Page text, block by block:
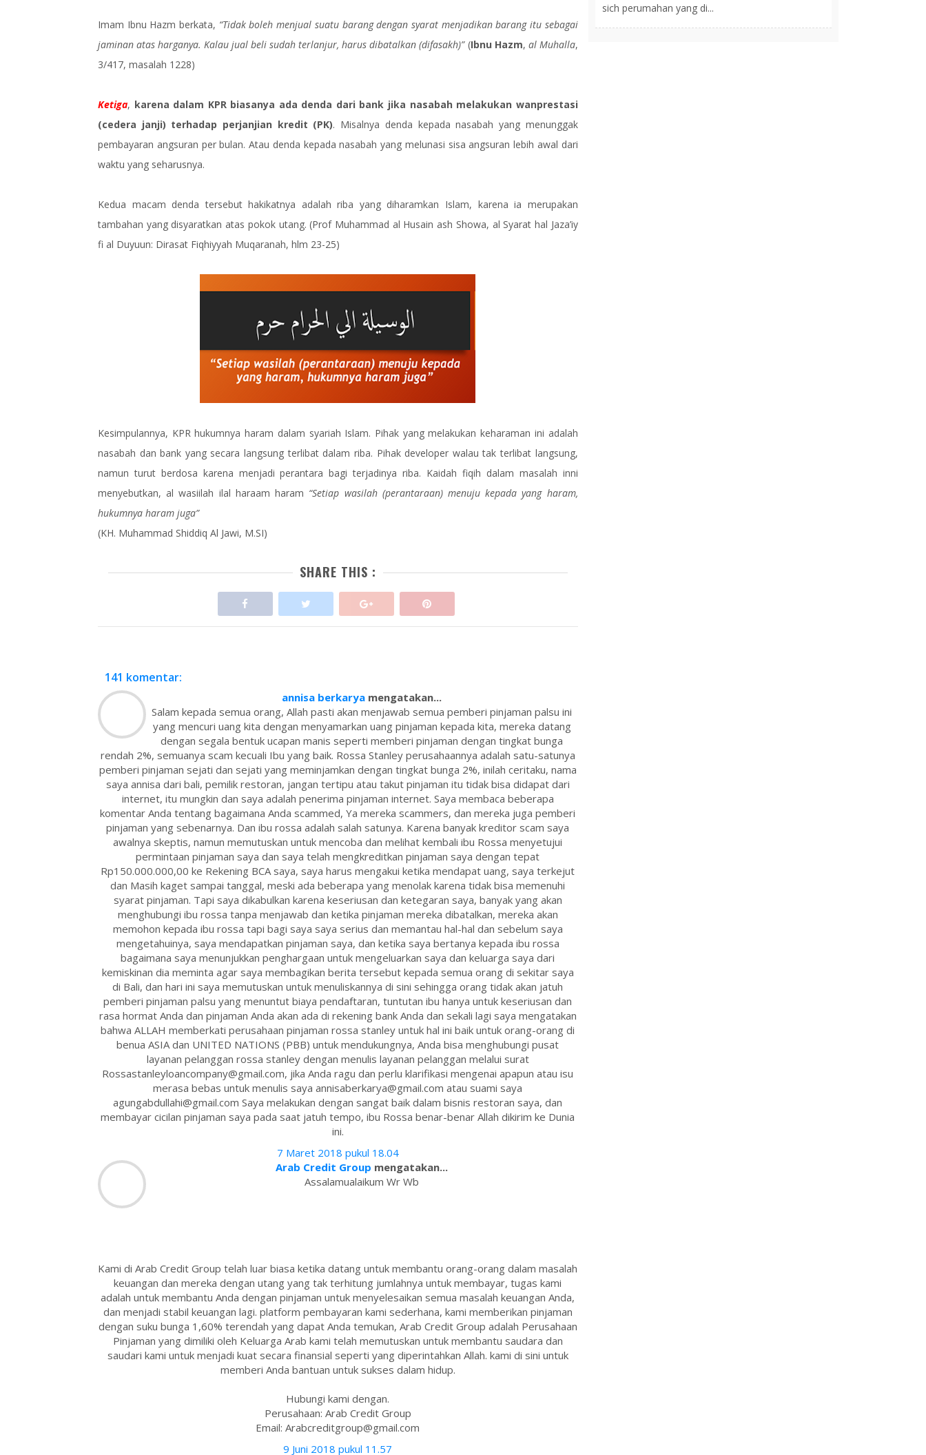
Imam Ibnu Hazm berkata, “Tidak boleh menjual suatu barang dengan syarat menjadikan barang itu sebagai
jaminan atas harganya. Kalau jual beli sudah terlanjur, harus dibatalkan (difasakh)”(Ibnu Hazm, al Muhalla,
3/417, masalah 1228)
Ketiga, karena dalam KPR biasanya ada denda dari bank jika nasabah melakukan wanprestasi
(cedera janji) terhadap perjanjian kredit (PK). Misalnya denda kepada nasabah yang menunggak
pembayaran angsuran per bulan. Atau denda kepada nasabah yang melunasi sisa angsuran lebih awal dari
waktu yang seharusnya.
Kedua macam denda tersebut hakikatnya adalah riba yang diharamkan Islam, karena ia merupakan
tambahan yang disyaratkan atas pokok utang. (Prof Muhammad al Husain ash Showa, al Syarat hal Jaza’iy
fi al Duyuun: Dirasat Fiqhiyyah Muqaranah, hlm 23-25)
Kesimpulannya, KPR hukumnya haram dalam syariah Islam. Pihak yang melakukan keharaman ini adalah
nasabah dan bank yang secara langsung terlibat dalam riba. Pihak developer walau tak terlibat langsung,
namun turut berdosa karena menjadi perantara bagi terjadinya riba. Kaidah fiqih dalam masalah inni
menyebutkan, al wasiilah ilal haraam haram “Setiap wasilah (perantaraan) menuju kepada yang haram,
hukumnya haram juga”
(KH. Muhammad Shiddiq Al Jawi, M.SI)
SHARE THIS :
141 komentar:
annisa berkarya mengatakan...
Salam kepada semua orang, Allah pasti akan menjawab semua pemberi pinjaman palsu ini
yang mencuri uang kita dengan menyamarkan uang pinjaman kepada kita, mereka datang
dengan segala bentuk ucapan manis seperti memberi pinjaman dengan tingkat bunga
rendah 2%, semuanya scam kecuali Ibu yang baik. Rossa Stanley perusahaannya adalah satu-satunya
pemberi pinjaman sejati dan sejati yang meminjamkan dengan tingkat bunga 2%, inilah ceritaku, nama
saya annisa dari bali, pemilik restoran, jangan tertipu atau takut pinjaman itu tidak bisa didapat dari
internet, itu mungkin dan saya adalah penerima pinjaman internet. Saya membaca beberapa
komentar Anda tentang bagaimana Anda scammed, Ya mereka scammers, dan mereka juga pemberi
pinjaman yang sebenarnya. Dan ibu rossa adalah salah satunya. Karena banyak kreditor scam saya
awalnya skeptis, namun memutuskan untuk mencoba dan melihat kembali ibu Rossa menyetujui
permintaan pinjaman saya dan saya telah mengkreditkan pinjaman saya dengan tepat
Rp150.000.000,00 ke Rekening BCA saya, saya harus mengakui ketika mendapat uang, saya terkejut
dan Masih kaget sampai tanggal, meski ada beberapa yang menolak karena tidak bisa memenuhi
syarat pinjaman. Tapi saya dikabulkan karena keseriusan dan ketegaran saya, banyak yang akan
menghubungi ibu rossa tanpa menjawab dan ketika pinjaman mereka dibatalkan, mereka akan
memohon kepada ibu rossa tapi bagi saya saya serius dan memantau hal-hal dan sebelum saya
mengetahuinya, saya mendapatkan pinjaman saya, dan ketika saya bertanya kepada ibu rossa
bagaimana saya menunjukkan penghargaan untuk mengeluarkan saya dan keluarga saya dari
kemiskinan dia meminta agar saya membagikan berita tersebut kepada semua orang di sekitar saya
di Bali, dan hari ini saya memutuskan untuk menuliskannya di sini sehingga orang tidak akan jatuh
pemberi pinjaman palsu yang menuntut biaya pendaftaran, tuntutan ibu hanya untuk keseriusan dan
rasa hormat Anda dan pinjaman Anda akan ada di rekening bank Anda dan sekali lagi saya mengatakan
bahwa ALLAH memberkati perusahaan pinjaman rossa stanley untuk hal ini baik untuk orang-orang di
benua ASIA dan UNITED NATIONS (PBB) untuk mendukungnya, Anda bisa menghubungi pusat
layanan pelanggan rossa stanley dengan menulis layanan pelanggan melalui surat
Rossastanleyloancompany@gmail.com, jika Anda ragu dan perlu klarifikasi mengenai apapun atau isu
merasa bebas untuk menulis saya annisaberkarya@gmail.com atau suami saya
agungabdullahi@gmail.com Saya melakukan dengan sangat baik dalam bisnis restoran saya, dan
membayar cicilan pinjaman saya pada saat jatuh tempo, ibu Rossa benar-benar Allah dikirim ke Dunia
ini.
7 Maret 2018 pukul 18.04
Arab Credit Group mengatakan...
Assalamualaikum Wr Wb
Kami di Arab Credit Group telah luar biasa ketika datang untuk membantu orang-orang dalam masalah
keuangan dan mereka dengan utang yang tak terhitung jumlahnya untuk membayar, tugas kami
adalah untuk membantu Anda dengan pinjaman untuk menyelesaikan semua masalah keuangan Anda,
dan menjadi stabil keuangan lagi. platform pembayaran kami sederhana, kami memberikan pinjaman
dengan suku bunga 1,60% terendah yang dapat Anda temukan, Arab Credit Group adalah Perusahaan
Pinjaman yang dimiliki oleh Keluarga Arab kami telah memutuskan untuk membantu saudara dan
saudari kami untuk menjadi kuat secara finansial seperti yang diperintahkan Allah. kami di sini untuk
memberi Anda bantuan untuk sukses dalam hidup.
Hubungi kami dengan.
Perusahaan: Arab Credit Group
Email: Arabcreditgroup@gmail.com
9 Juni 2018 pukul 11.57
sich perumahan yang di...